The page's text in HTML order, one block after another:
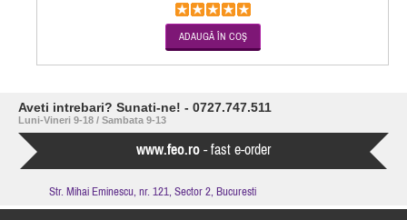
Aveti intrebari? Sunati-ne! - 0727.747.511
Luni-Vineri 9-18 / Sambata 9-13
www.feo.ro - fast e-order
Str. Mihai Eminescu, nr. 121, Sector 2, Bucuresti